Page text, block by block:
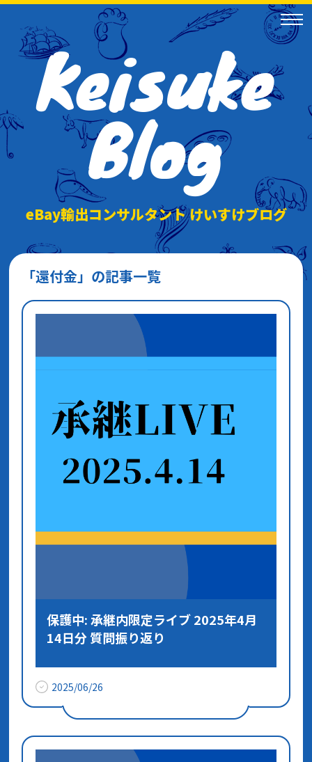
Keisuke
Blog
eBay輸出コンサルタント けいすけブログ
「還付金」の記事一覧
保護中: 承継内限定ライブ 2025年4月
14日分 質問振り返り
2025/06/26